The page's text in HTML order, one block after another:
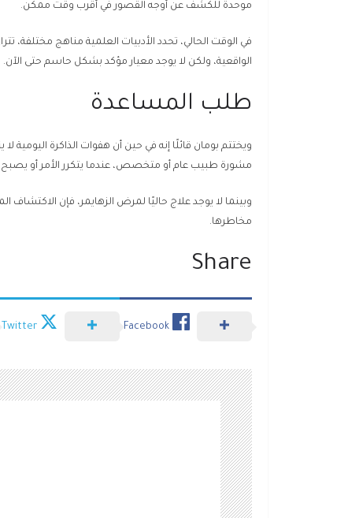
موحدة للكشف عن أوجه القصور في أقرب وقت ممكن.
في الوقت الحالي، تحدد الأدبيات العلمية مناهج مختلفة،
الواقعية، ولكن لا يوجد معيار مؤكد بشكل حاسم حتى الآن.
طلب المساعدة
ويختتم بومان قائلًا إنه في حين أن هفوات الذاكرة اليومية
مشورة طبيب عام أو متخصص، عندما يتكرر الأمر أو يصبح
وبينما لا يوجد علاج حاليًا لمرض الزهايمر، فإن
مخاطرها.
Share
Facebook
Twitter